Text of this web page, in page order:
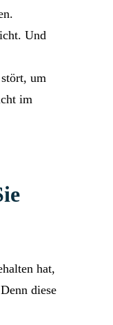
Und
um
im
hat,
diese